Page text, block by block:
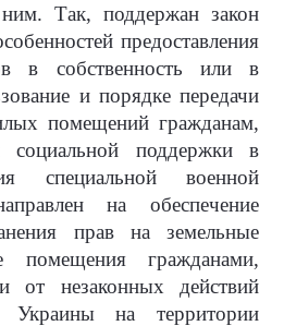
Так, поддержан закон
предоставления
в собственность или в
и порядке передачи
помещений гражданам,
поддержки в
специальной военной
на обеспечение
прав на земельные
гражданами,
от незаконных действий
Украины на территории